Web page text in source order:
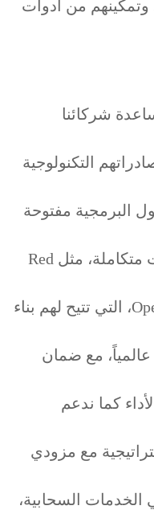
من أدوات
شركائنا
التكنولوجية
البرمجية مفتوحة
المصدر، حيث نوفر لهم منصات متكاملة، مثل Red
Hat Enterprise Linux وOpenShift، التي تتيح لهم بناء
مع ضمان
كما ندعم
مع مزودي
الخدمات السحابية،